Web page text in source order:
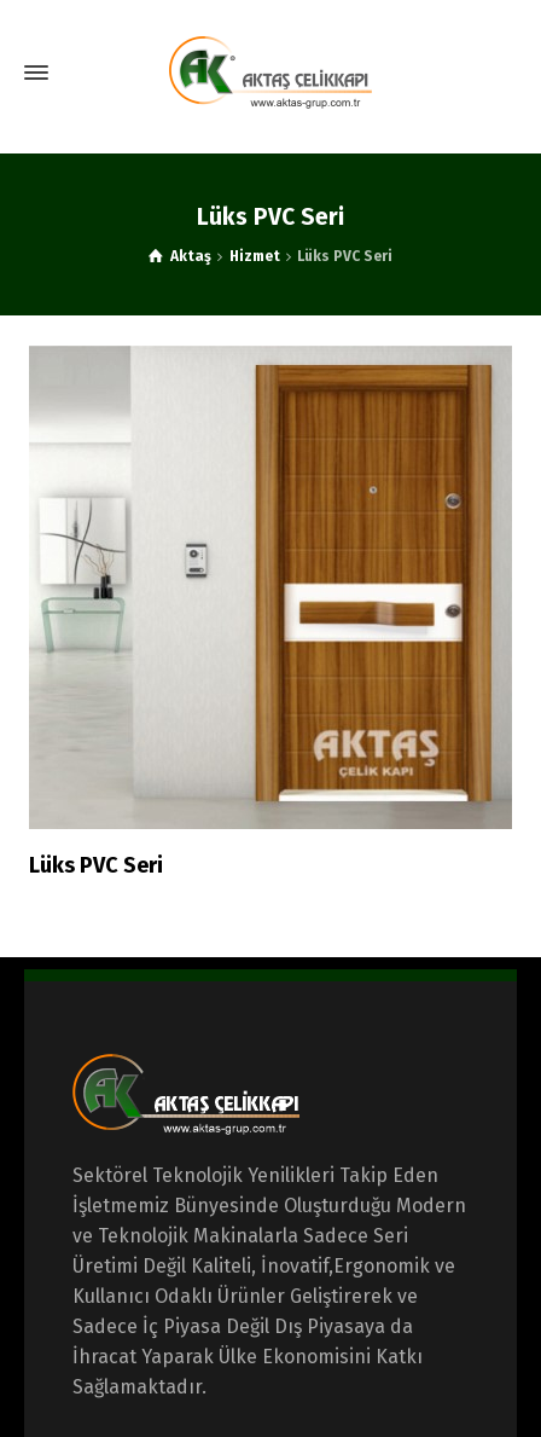
Lüks PVC Seri
Aktaş Hizmet Lüks PVC Seri
Lüks PVC Seri
Sektörel Teknolojik Yenilikleri Takip Eden
İşletmemiz Bünyesinde Oluşturduğu Modern
ve Teknolojik Makinalarla Sadece Seri
Üretimi Değil Kaliteli, İnovatif,Ergonomik ve
Kullanıcı Odaklı Ürünler Geliştirerek ve
Sadece İç Piyasa Değil Dış Piyasaya da
İhracat Yaparak Ülke Ekonomisini Katkı
Sağlamaktadır.